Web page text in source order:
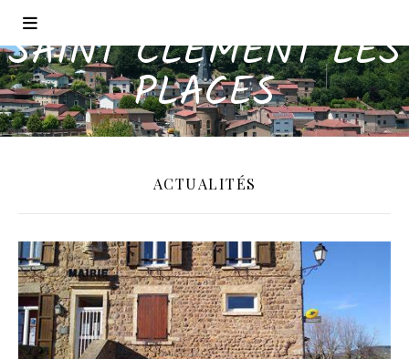
SAINT CLÉMENT LES
PLACES
ACTUALITÉS